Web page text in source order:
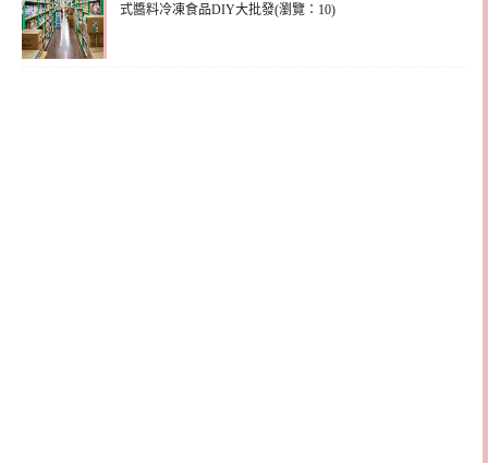
式醬料冷凍食品DIY大批發(瀏覽：10)